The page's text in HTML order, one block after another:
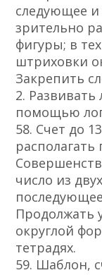
следующее
зрительно
фигуры; в
штриховки
Закрепить
2.
помощью
58. Счет до
число из
Продолжать
округлой
тетрадях.
59. Шаблон,